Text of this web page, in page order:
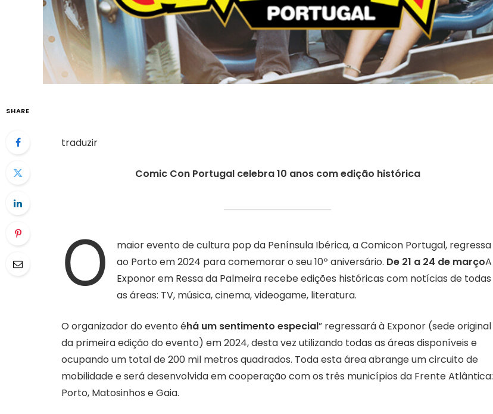
SHARE
traduzir
Comic Con Portugal celebra 10 anos com edição histórica
O
maior evento de cultura pop da Península Ibérica, a Comicon Portugal, regressa
ao Porto em 2024 para comemorar o seu 10º aniversário. De 21 a 24 de marçoA
Exponor em Ressa da Palmeira recebe edições históricas com notícias de todas
as áreas: TV, música, cinema, videogame, literatura.
O organizador do evento éhá um sentimento especial” regressará à Exponor (sede original
da primeira edição do evento) em 2024, desta vez utilizando todas as áreas disponíveis e
ocupando um total de 200 mil metros quadrados. Toda esta área abrange um circuito de
mobilidade e será desenvolvida em cooperação com os três municípios da Frente Atlântica:
Porto, Matosinhos e Gaia.